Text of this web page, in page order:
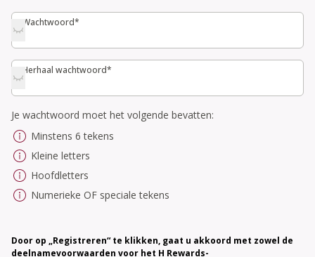
Wachtwoord*
Wachtwoord*
Herhaal wachtwoord*
Herhaal wachtwoord*
Je wachtwoord moet het volgende bevatten:
Minstens 6 tekens
Kleine letters
Hoofdletters
Numerieke OF speciale tekens
Door op „Registreren“ te klikken, gaat u akkoord met zowel de
deelnamevoorwaarden voor het H Rewards-